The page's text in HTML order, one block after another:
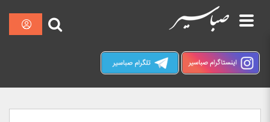
صبا سیر کرمان